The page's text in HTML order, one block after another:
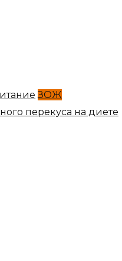
ЗОЖ
перекуса на диете